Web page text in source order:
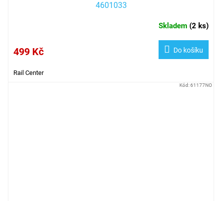
4601033
Skladem (2 ks)
499 Kč Do košíku
Rail Center
Kód:61177NO